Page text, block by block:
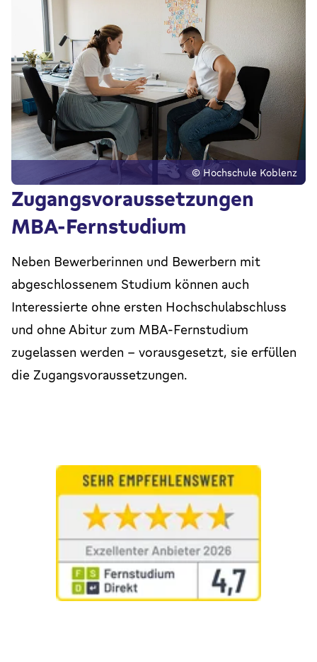
© Hochschule Koblenz
Zugangsvoraussetzungen
MBA-Fernstudium
Neben Bewerberinnen und Bewerbern mit
abgeschlossenem Studium können auch
Interessierte ohne ersten Hochschulabschluss
und ohne Abitur zum MBA-Fernstudium
zugelassen werden – vorausgesetzt, sie erfüllen
die Zugangsvoraussetzungen.